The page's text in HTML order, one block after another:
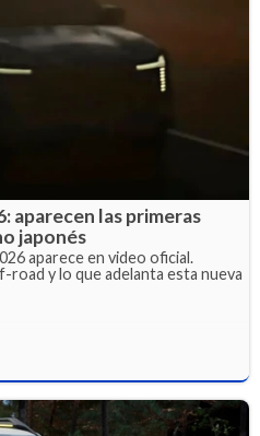
aparecen las primeras
japonés
aparece en video oficial.
y lo que adelanta esta nueva